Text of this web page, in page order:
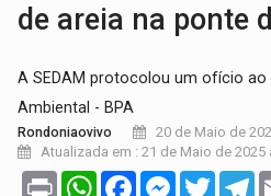
de areia na ponte
A SEDAM protocolou um ofício ao
Ambiental - BPA
Rondoniaovivo
20 de Maio de
Atualizada em : 21 de Maio de 2025
Print WhatsAppFacebookMessenger
Twitter